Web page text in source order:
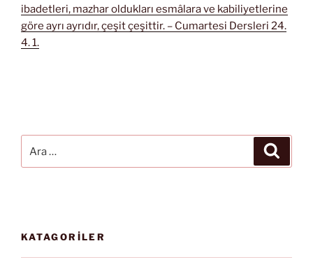
ibadetleri, mazhar oldukları esmâlara ve kabiliyetlerine
göre ayrı ayrıdır, çeşit çeşittir. – Cumartesi Dersleri 24.
4. 1.
KATAGORİLER